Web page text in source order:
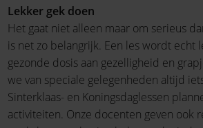
Lekker gek doen
Het gaat niet alleen maar om serieus
is net zo belangrijk. Een les wordt echt
gezonde dosis aan gezelligheid en
we van speciale gelegenheden altijd
Sinterklaas- en Koningsdaglessen
activiteiten. Onze docenten geven ook